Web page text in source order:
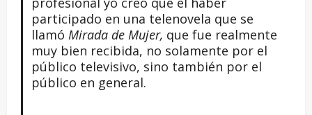
participado en una telenovela que se
llamó Mirada de Mujer, que fue realmente
muy bien recibida, no solamente por el
público televisivo, sino también por el
público en general.